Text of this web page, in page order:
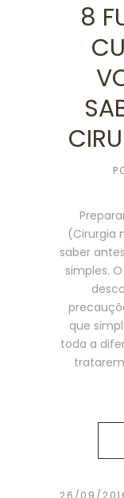
8
(Cirurgia
saber
simples.
que
toda a
26/09/